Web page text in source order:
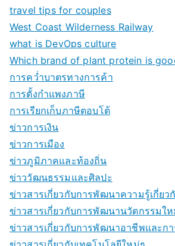
travel tips for couples
West Coast Wilderness Railway
what is DevOps culture
Which brand of plant protein is
การคว่ำบาตรทางการค้า
การตั้งกำแพงภาษี
การเรียกเก็บภาษีตอบโต้
ข่าวการเงิน
ข่าวการเมือง
ข่าวภูมิภาคและท้องถิ่น
ข่าววัฒนธรรมและศิลปะ
ข่าวสารเกี่ยวกับการพัฒนาความรู้เกี่ยว
ข่าวสารเกี่ยวกับการพัฒนานวัตกรรมใ
ข่าวสารเกี่ยวกับการพัฒนาอาชีพและก